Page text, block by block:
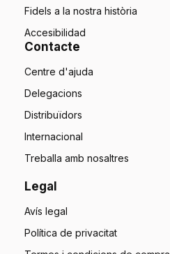
Fidels a la nostra història
Accesibilidad
Contacte
Centre d'ajuda
Delegacions
Distribuïdors
Internacional
Treballa amb nosaltres
Legal
Avís legal
Política de privacitat